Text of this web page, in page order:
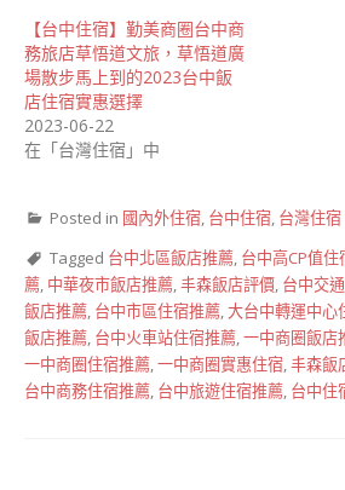
【台中住宿】勤美商圈台中商
務旅店草悟道文旅，草悟道廣
場散步馬上到的2023台中飯
店住宿實惠選擇
2023-06-22
在「台灣住宿」中
Posted in 國內外住宿, 台中住宿, 台灣住宿
Tagged 台中北區飯店推薦, 台中高CP值住
薦, 中華夜市飯店推薦,丰森飯店評價, 台中交
飯店推薦, 台中市區住宿推薦,大台中轉運中心
飯店推薦, 台中火車站住宿推薦,一中商圈飯店
一中商圈住宿推薦,一中商圈實惠住宿,丰森飯
台中商務住宿推薦, 台中旅遊住宿推薦, 台中住